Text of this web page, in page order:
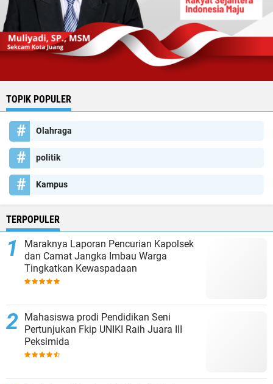
TOPIK POPULER
Olahraga
politik
Kampus
TERPOPULER
Maraknya Laporan Pencurian Kapolsek
dan Camat Jangka Imbau Warga
Tingkatkan Kewaspadaan
Mahasiswa prodi Pendidikan Seni
Pertunjukan Fkip UNIKI Raih Juara III
Peksimida